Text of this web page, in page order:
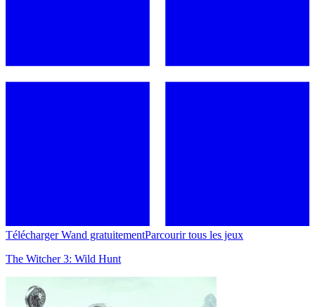
Télécharger Wand gratuitementParcourir tous les jeux
The Witcher 3: Wild Hunt